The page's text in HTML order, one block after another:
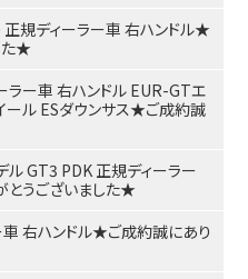
規ディーラー車 右ハンドル★
た★
ラー車 右ハンドル EUR-GTエ
ール ESダウンサス★ご成約誠
GT3 PDK 正規ディーラー
とうございました★
車 右ハンドル★ご成約誠にあり